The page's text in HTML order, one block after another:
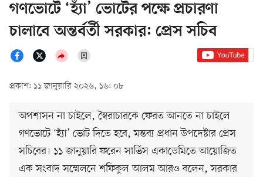
গণভোটে ‘হ্যাঁ’ ভোটের পক্ষে প্রচারণা
চালাবে অন্তর্বর্তী সরকার: প্রেস সচিব
প্রকাশ: ১১ জানুয়ারি ২০২৬, ১৬: ০৮
অপশাসন না চাইলে, স্বৈরাচারকে ফেরত আনতে না চাইলে
গণভোটে ‘হ্যাঁ’ ভোট দিতে হবে, মন্তব্য প্রধান উপদেষ্টার প্রেস
সচিবের। ১১ জানুয়ারি ফরেন সার্ভিস একাডেমিতে আয়োজিত
এক সংবাদ সম্মেলনে শফিকুল আলম আরও বলেন, সরকার